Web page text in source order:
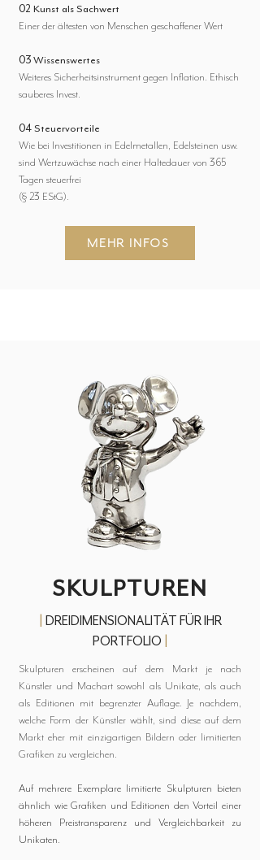
02 Kunst als Sachwert
Einer der ältesten von Menschen geschaffener Wert
03 Wissenswertes
Weiteres Sicherheitsinstrument gegen Inflation. Ethisch
sauberes Invest.
04 Steuervorteile
Wie bei Investitionen in Edelmetallen, Edelsteinen usw.
sind Wertzuwächse nach einer Haltedauer von 365
Tagen steuerfrei
(§ 23 EStG).
MEHR INFOS
SKULPTUREN
DREIDIMENSIONALITÄT FÜR IHR
PORTFOLIO
Skulpturen erscheinen auf dem Markt je nach
Künstler und Machart sowohl als Unikate, als auch
als Editionen mit begrenzter Auflage. Je nachdem,
welche Form der Künstler wählt, sind diese auf dem
Markt eher mit einzigartigen Bildern oder limitierten
Grafiken zu vergleichen.
Auf mehrere Exemplare limitierte Skulpturen bieten
ähnlich wie Grafiken und Editionen den Vorteil einer
höheren Preistransparenz und Vergleichbarkeit zu
Unikaten.